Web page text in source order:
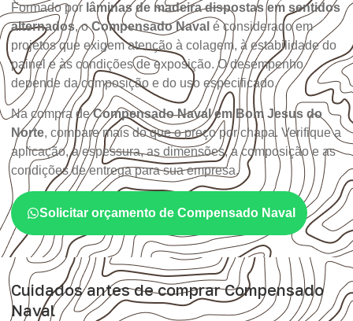
Formado por lâminas de madeira dispostas em sentidos
alternados, oCompensado Naval é considerado em
projetos que exigem atenção à colagem, à estabilidade do
painel e às condições de exposição. O desempenho
depende da composição e do uso especificado.
Na compra deCompensado Naval em Bom Jesus do
Norte, compare mais do que o preço por chapa. Verifique a
aplicação, a espessura, as dimensões, a composição e as
condições de entrega para sua empresa.
Solicitar orçamento de Compensado Naval
Cuidados antes de comprar Compensado
Naval